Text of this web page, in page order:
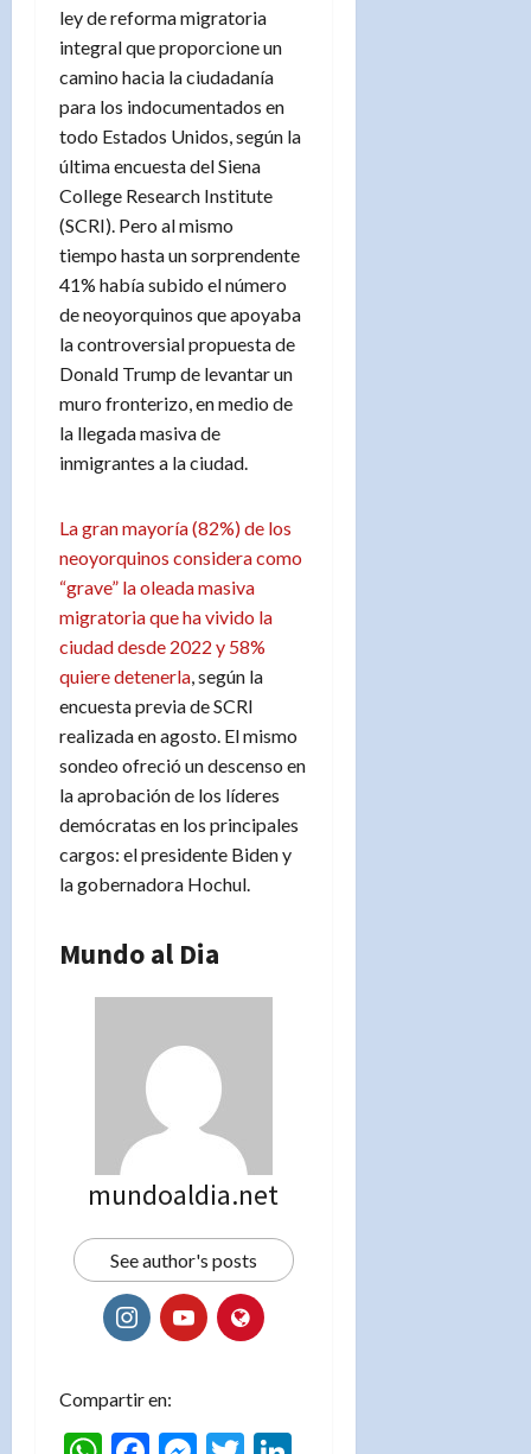
ley de reforma migratoria
integral que proporcione un
camino hacia la ciudadanía
para los indocumentados en
todo Estados Unidos, según la
última encuesta del Siena
College Research Institute
(SCRI). Pero al mismo
tiempo hasta un sorprendente
41% había subido el número
de neoyorquinos que apoyaba
la controversial propuesta de
Donald Trump de levantar un
muro fronterizo, en medio de
la llegada masiva de
inmigrantes a la ciudad.
La gran mayoría (82%) de los
neoyorquinos considera como
“grave” la oleada masiva
migratoria que ha vivido la
ciudad desde 2022 y 58%
quiere detenerla , según la
encuesta previa de SCRI
realizada en agosto. El mismo
sondeo ofreció un descenso en
la aprobación de los líderes
demócratas en los principales
cargos: el presidente Biden y
la gobernadora Hochul.
Mundo al Dia
mundoaldia.net
See author's posts
Compartir en: